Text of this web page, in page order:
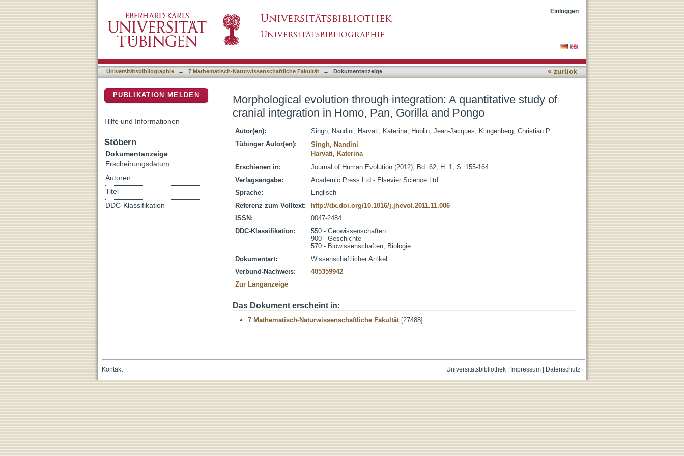
Morphological evolution through integration: A quantitative study of cranial integration in Homo,
Pan, Gorilla and Pongo
Einloggen
Universitätsbibliographie → 7 Mathematisch-Naturwissenschaftliche Fakultät → Dokumentanzeige « zurück
Morphological evolution through integration: A quantitative study of
cranial integration in Homo, Pan, Gorilla and Pongo
Autor(en): Singh, Nandini; Harvati, Katerina; Hublin, Jean-Jacques; Klingenberg, Christian P.
Tübinger Autor(en):
Singh, Nandini
Harvati, Katerina
Erschienen in:
Journal of Human Evolution (2012), Bd. 62, H. 1, S. 155-164
Verlagsangabe:
Academic Press Ltd - Elsevier Science Ltd
Sprache:
Englisch
Referenz zum Volltext:
http://dx.doi.org/10.1016/j.jhevol.2011.11.006
ISSN:
0047-2484
DDC-Klassifikation:
550 - Geowissenschaften
900 - Geschichte
570 - Biowissenschaften, Biologie
Dokumentart:
Wissenschaftlicher Artikel
Verbund-Nachweis:
405359942
Zur Langanzeige
Das Dokument erscheint in:
7 Mathematisch-Naturwissenschaftliche Fakultät[27488]
PUBLIKATION MELDEN
Hilfe und Informationen
Stöbern
Dokumentanzeige
Erscheinungsdatum
Autoren
Titel
DDC-Klassifikation
Universitätsbibliothek| Impressum| Datenschutz
Kontakt